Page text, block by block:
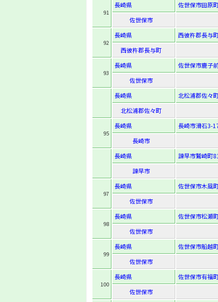
91
長崎県
佐世保市田原
佐世保市
92
長崎県
西彼杵郡長与
西彼杵郡長与町
93
長崎県
佐世保市鹿子
佐世保市
長崎県
北松浦郡佐々
北松浦郡佐々町
95
長崎県
長崎市滑石3-
長崎市
長崎県
諫早市鷲崎町
諫早市
97
長崎県
佐世保市木風
佐世保市
98
長崎県
佐世保市松瀬
佐世保市
99
長崎県
佐世保市船越
佐世保市
100
長崎県
佐世保市有福
佐世保市